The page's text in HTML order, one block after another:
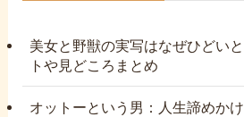
美女と野獣の実写はなぜひどい
トや見どころまとめ
オットーという男：人生諦めか